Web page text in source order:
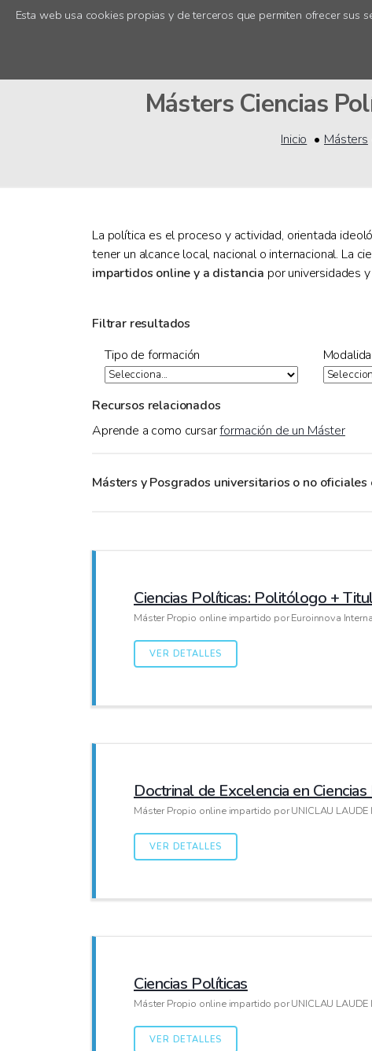
Esta web usa cookies propias y de terceros que permiten ofrecer
Másters Ciencias
Inicio Másters
La política es el proceso y actividad, orientada
tener un alcance local, nacional o internacional. La
impartidos online y a distancia por universidades
Filtrar resultados
Tipo de formación
Recursos relacionados
Aprende a como cursarformación de un Máster
Másters y Posgrados universitarios o no
Ciencias Políticas: Politólogo +
Máster Propio online impartido por Euroinnova
VER DETALLES
Doctrinal de Excelencia en
Máster Propio online impartido por UNICLAU LAUDE
VER DETALLES
Ciencias Políticas
Máster Propio online impartido por UNICLAU LAUDE
VER DETALLES